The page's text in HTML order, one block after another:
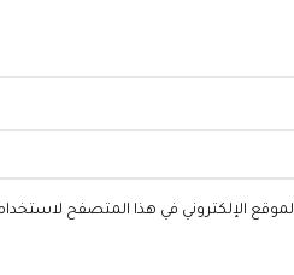
الإلكتروني في هذا المتصفح